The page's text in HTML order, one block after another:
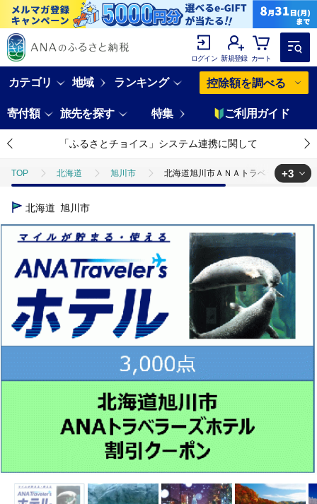
ログイン 新規登録 カート
カテゴリ 地域 ランキング 控除額を調べる
寄付額 旅先を探す 特集 ご利用ガイド
「ふるさとチョイス」システム連携に関して
TOP 北海道 旭川市 北海道旭川市ＡＮＡトラベラーズホテ
TOP
TOP ANAオリジナル ANA関連返礼品 ホテルクーポン
北海道旭川市ＡＮＡトラベラーズホテル
+3
北海道 旭川市